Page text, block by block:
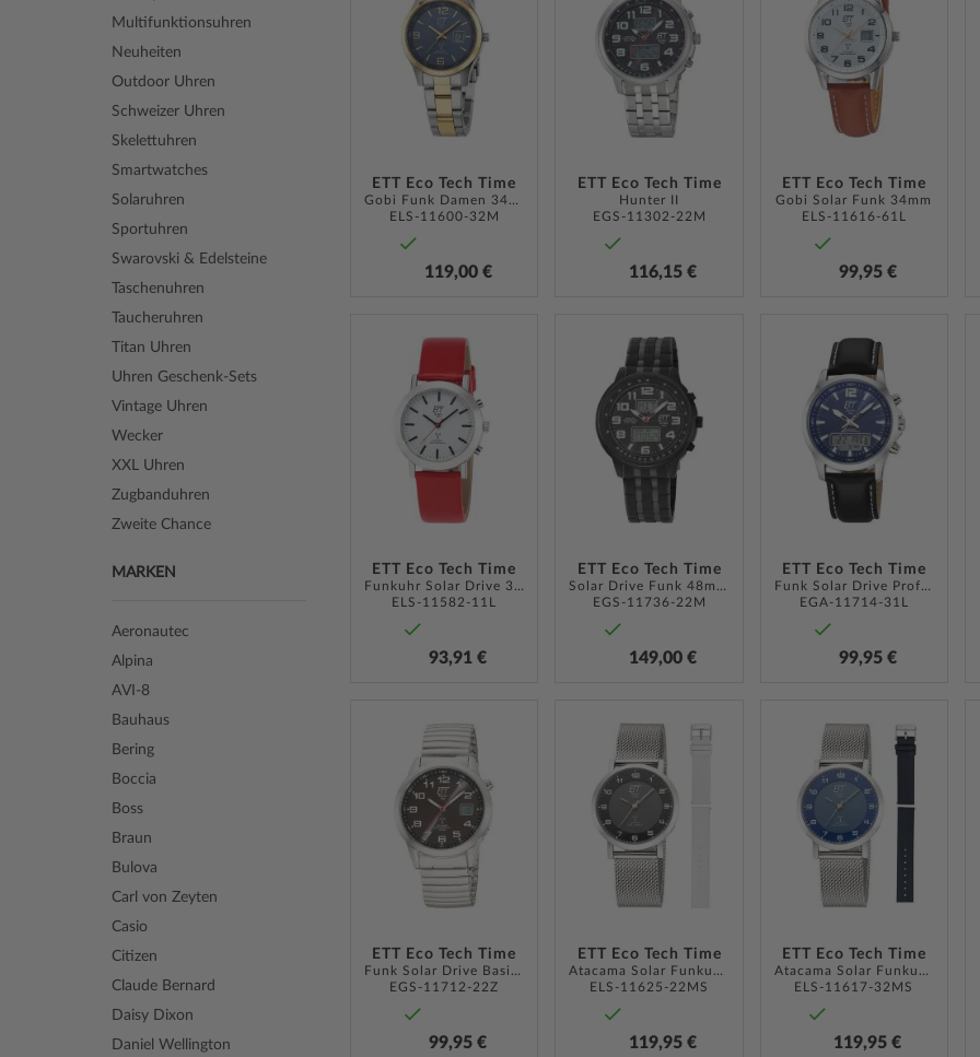
ETT Eco Tech Time
Gobi Funk Damen 34mm 10ATM
ELS-11600-32M
119,00 €
ETT Eco Tech Time
Hunter II
EGS-11302-22M
116,15 €
ETT Eco Tech Time
Gobi Solar Funk 34mm
ELS-11616-61L
99,95 €
ETT Eco Tech Time
Funkuhr Solar Drive 35mm
ELS-11582-11L
93,91 €
HINZUFÜGEN
ETT Eco Tech Time
Solar Drive Funk 48mm 10ATM
EGS-11736-22M
149,00 €
HINZUFÜGEN
ETT Eco Tech Time
Funk Solar Drive Professional Chronograph 45mm 5ATM
EGA-11714-31L
99,95 €
ETT Eco Tech Time
Funk Solar Drive Basic 41mm 5ATM
EGS-11712-22Z
99,95 €
HINZUFÜGEN
ETT Eco Tech Time
Atacama Solar Funkuhr 36mm 5ATM
ELS-11625-22MS
119,95 €
HINZUFÜGEN
ETT Eco Tech Time
Atacama Solar Funkuhr 36mm 5ATM
ELS-11617-32MS
119,95 €
Multifunktionsuhren
Neuheiten
Outdoor Uhren
Schweizer Uhren
Skelettuhren
Smartwatches
Solaruhren
Sportuhren
Swarovski & Edelsteine
Taschenuhren
Taucheruhren
Titan Uhren
Uhren Geschenk-Sets
Vintage Uhren
Wecker
XXL Uhren
Zugbanduhren
Zweite Chance
MARKEN
Aeronautec
Alpina
AVI-8
Bauhaus
Bering
Boccia
Boss
Braun
Bulova
Carl von Zeyten
Casio
Citizen
Claude Bernard
Daisy Dixon
Daniel Wellington